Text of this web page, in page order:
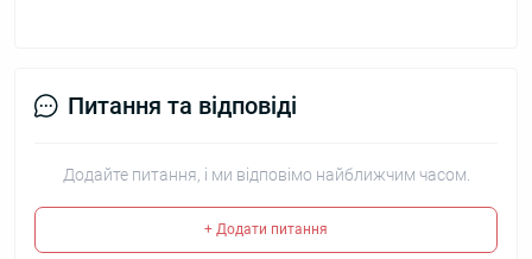
Питання та відповіді
Додайте питання, і ми відповімо найближчим часом.
+ Додати питання